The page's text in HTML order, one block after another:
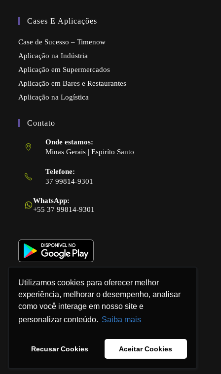
Utilizamos cookies para oferecer melhor
experiência, melhorar o desempenho, analisar
como você interage em nosso site e
personalizar conteúdo. Saiba mais
Recusar Cookies Aceitar Cookies
Cases E Aplicações
Case de Sucesso – Timenow
Aplicação na Indústria
Aplicação em Supermercados
Aplicação em Bares e Restaurantes
Aplicação na Logística
Contato
Onde estamos:
Minas Gerais | Espiríto Santo
Telefone:
37 99814-9301
seu
aplicativo
WhatsApp:
+55 37 99814-9301
Política de Privacidade